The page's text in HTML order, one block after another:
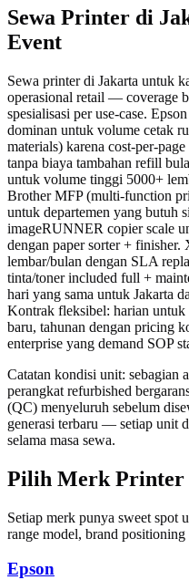
Sewa Printer di
Event
Sewa printer di Jakarta untuk
operasional retail — coverage
spesialisasi per use-case.
dominan untuk volume cetak
materials) karena cost-per-
tanpa biaya tambahan refill
untuk volume tinggi 5000+
Brother MFP (multi-function
untuk departemen yang butuh
imageRUNNER copier scale
dengan paper sorter +
lembar/bulan dengan SLA
tinta/toner included full +
hari yang sama untuk Jakarta
Kontrak fleksibel: harian untuk
baru, tahunan dengan pricing
enterprise yang demand SOP
Catatan kondisi unit: sebagian
perangkat refurbished
(QC) menyeluruh sebelum
generasi terbaru — setiap unit
selama masa sewa.
Pilih Merk Printer
Setiap merk punya sweet spot
range model, brand
Epson